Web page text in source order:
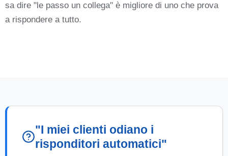
sa dire "le passo un collega" è migliore di uno che prova
a rispondere a tutto.
"I miei clienti odiano i
risponditori automatici"